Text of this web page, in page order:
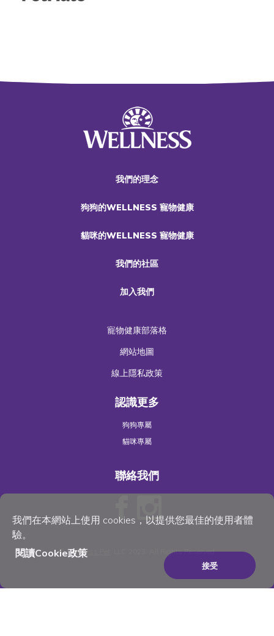
我們在本網站上使用 cookies，以提供您最佳的使用者體
驗。
閱讀Cookie政策
接受
我們的理念
狗狗的WELLNESS 寵物健康
貓咪的WELLNESS 寵物健康
我們的社區
加入我們
寵物健康部落格
網站地圖
線上隱私政策
認識更多
狗狗專屬
貓咪專屬
聯絡我們
©Wellness Pet , LLC 2023. All Rights Reserved